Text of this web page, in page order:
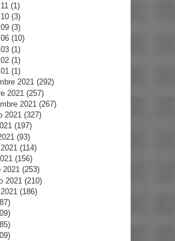
(1)
10(3)
09(3)
06(10)
03(1)
02(1)
01(1)
2021 (292)
2021 (257)
2021 (267)
2021 (327)
(197)
(93)
(114)
(156)
2021 (253)
2021 (210)
(186)